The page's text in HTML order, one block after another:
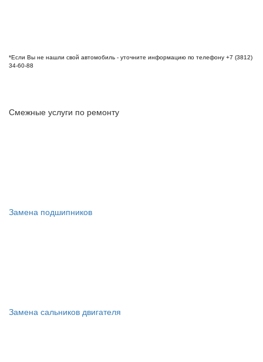
*Если Вы не нашли свой автомобиль - уточните информацию по телефону +7 (3812)
34-60-88
Смежные услуги по ремонту
Замена подшипников
Замена сальников двигателя